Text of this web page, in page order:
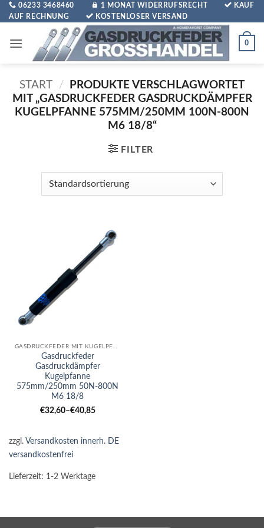
Zum
Inhalt
06233 3468460 1 MONAT WIDERRUFSRECHT
KAUF
AUF RECHNUNG
KOSTENLOSER VERSAND
0
START /
PRODUKTE VERSCHLAGWORTET
MIT „GASDRUCKFEDER GASDRUCKDÄMPFER
KUGELPFANNE 575MM/250MM 100N-800N
M6 18/8“
FILTER
GASDRUCKFEDER MIT KUGELPFANNE
Gasdruckfeder
Gasdruckdämpfer
Kugelpfanne
575mm/250mm 50N-800N
M6 18/8
€32,60–€40,85
zzgl. Versandkosten innerh. DE
versandkostenfrei
Lieferzeit: 1-2 Werktage